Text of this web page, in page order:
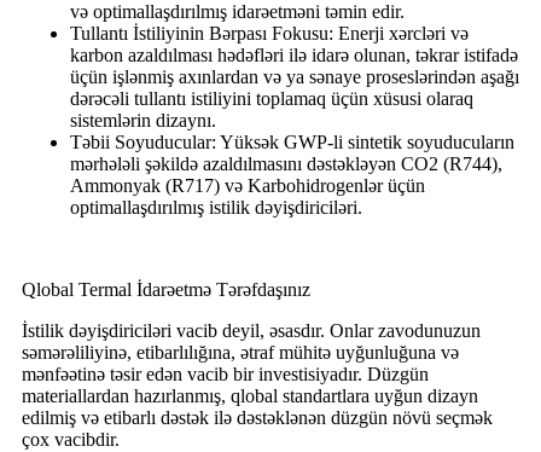
və optimallaşdırılmış idarəetməni təmin edir.
Tullantı İstiliyinin Bərpası Fokusu: Enerji xərcləri və
karbon azaldılması hədəfləri ilə idarə olunan, təkrar istifadə
üçün işlənmiş axınlardan və ya sənaye proseslərindən aşağı
dərəcəli tullantı istiliyini toplamaq üçün xüsusi olaraq
sistemlərin dizaynı.
Təbii Soyuducular: Yüksək GWP-li sintetik soyuducuların
mərhələli şəkildə azaldılmasını dəstəkləyən CO2 (R744),
Ammonyak (R717) və Karbohidrogenlər üçün
optimallaşdırılmış istilik dəyişdiriciləri.
Qlobal Termal İdarəetmə Tərəfdaşınız
İstilik dəyişdiriciləri vacib deyil, əsasdır. Onlar zavodunuzun
səmərəliliyinə, etibarlılığına, ətraf mühitə uyğunluğuna və
mənfəətinə təsir edən vacib bir investisiyadır. Düzgün
materiallardan hazırlanmış, qlobal standartlara uyğun dizayn
edilmiş və etibarlı dəstək ilə dəstəklənən düzgün növü seçmək
çox vacibdir.